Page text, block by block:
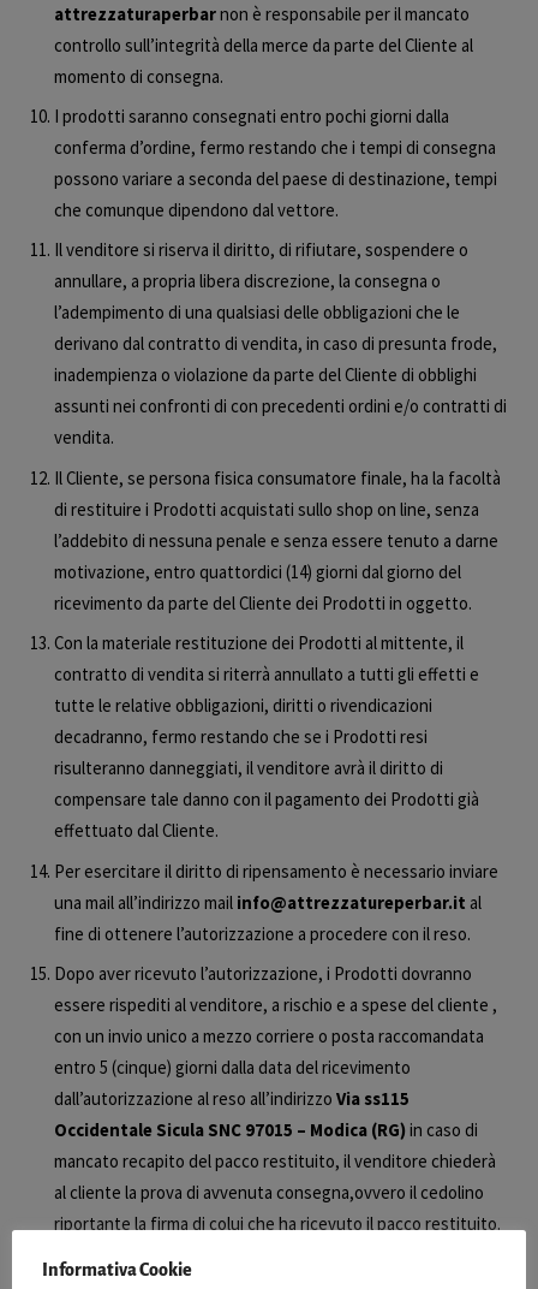
attrezzaturaperbarnon è responsabile per il mancato
controllo sull’integrità della merce da parte del Cliente al
momento di consegna.
I prodotti saranno consegnati entro pochi giorni dalla
conferma d’ordine, fermo restando che i tempi di consegna
possono variare a seconda del paese di destinazione, tempi
che comunque dipendono dal vettore.
Il venditore si riserva il diritto, di rifiutare, sospendere o
annullare, a propria libera discrezione, la consegna o
l’adempimento di una qualsiasi delle obbligazioni che le
derivano dal contratto di vendita, in caso di presunta frode,
inadempienza o violazione da parte del Cliente di obblighi
assunti nei confronti di con precedenti ordini e/o contratti di
vendita.
Il Cliente, se persona fisica consumatore finale, ha la facoltà
di restituire i Prodotti acquistati sullo shop on line, senza
l’addebito di nessuna penale e senza essere tenuto a darne
motivazione, entro quattordici (14) giorni dal giorno del
ricevimento da parte del Cliente dei Prodotti in oggetto.
Con la materiale restituzione dei Prodotti al mittente, il
contratto di vendita si riterrà annullato a tutti gli effetti e
tutte le relative obbligazioni, diritti o rivendicazioni
decadranno, fermo restando che se i Prodotti resi
risulteranno danneggiati, il venditore avrà il diritto di
compensare tale danno con il pagamento dei Prodotti già
effettuato dal Cliente.
Per esercitare il diritto di ripensamento è necessario inviare
una mail all’indirizzo mail info@attrezzatureperbar.it al
fine di ottenere l’autorizzazione a procedere con il reso.
Dopo aver ricevuto l’autorizzazione, i Prodotti dovranno
essere rispediti al venditore, a rischio e a spese del cliente ,
con un invio unico a mezzo corriere o posta raccomandata
entro 5 (cinque) giorni dalla data del ricevimento
dall’autorizzazione al reso all’indirizzo Via ss115
Occidentale Sicula SNC 97015 – Modica (RG)in caso di
mancato recapito del pacco restituito, il venditore chiederà
al cliente la prova di avvenuta consegna,ovvero il cedolino
riportante la firma di colui che ha ricevuto il pacco restituito.
Informativa Cookie